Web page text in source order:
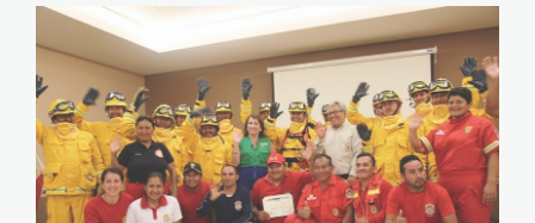
incendios forestales –
sernanp